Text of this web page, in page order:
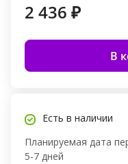
2 436 ₽
В
Есть в наличии
Планируемая дата
5-7 дней